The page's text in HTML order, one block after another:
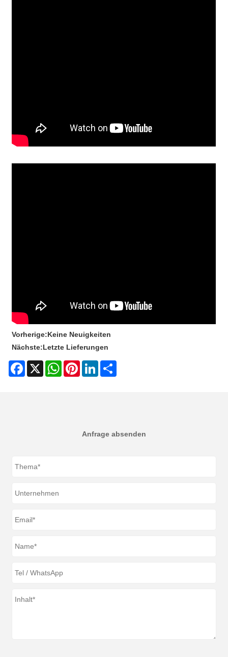
Vorherige:Keine Neuigkeiten
Nächste:Letzte Lieferungen
Facebook
X WhatsAppPinterestLinkedIn
Anfrage absenden